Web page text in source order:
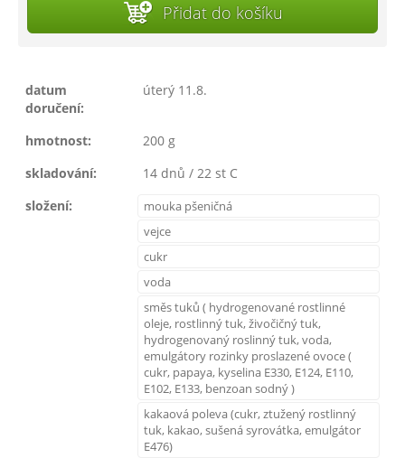
Přidat do košíku
datum
doručení:
úterý 11.8.
hmotnost:
200 g
skladování:
14 dnů / 22 st C
složení:
mouka pšeničná
vejce
cukr
voda
směs tuků ( hydrogenované rostlinné
oleje, rostlinný tuk, živočičný tuk,
hydrogenovaný roslinný tuk, voda,
emulgátory rozinky proslazené ovoce (
cukr, papaya, kyselina E330, E124, E110,
E102, E133, benzoan sodný )
kakaová poleva (cukr, ztužený rostlinný
tuk, kakao, sušená syrovátka, emulgátor
E476)